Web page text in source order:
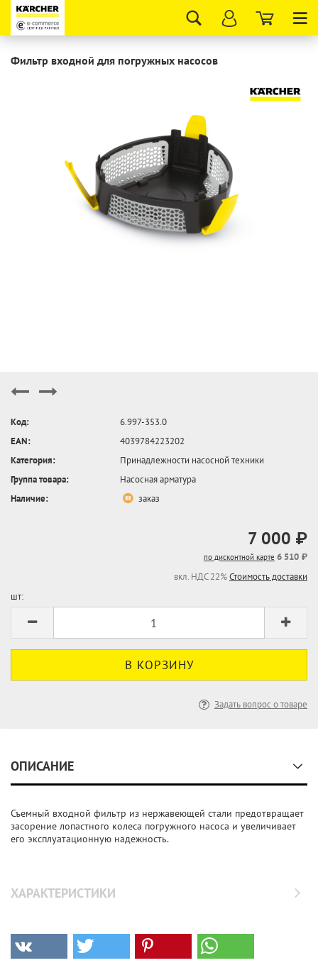
Фильтр входной для погружных насосов
Код:
6.997-353.0
EAN:
4039784223202
Категория:
Принадлежности насосной техники
Группа товара:
Насосная арматура
Наличие:
заказ
7 000 ₽
по дисконтной карте 6 510 ₽
вкл. НДС 22%Стоимость доставки
шт:
Задать вопрос о товаре
ОПИСАНИЕ
Съемный входной фильтр из нержавеющей стали предотвращает
засорение лопастного колеса погружного насоса и увеличивает
его эксплуатационную надежность.
ХАРАКТЕРИСТИКИ